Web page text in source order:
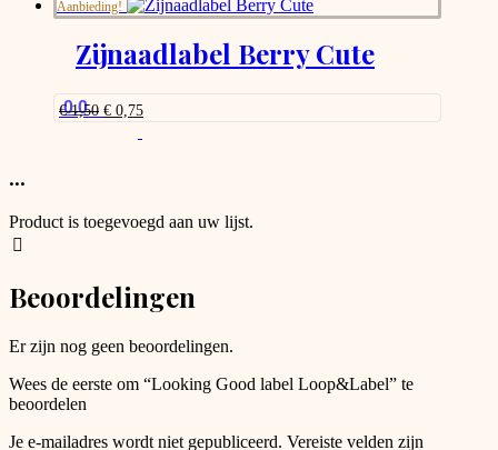
€ 1,50.€ 0,75.
Aanbieding!
Zijnaadlabel Berry Cute
0.0
€1,50 Oorspronkelijke
€ 0,75Huidige
...
Product is toegevoegd aan uw lijst.
Beoordelingen
Er zijn nog geen beoordelingen.
Wees de eerste om “Looking Good label Loop&Label” te
beoordelen
Je e-mailadres wordt niet gepubliceerd. Vereiste velden zijn